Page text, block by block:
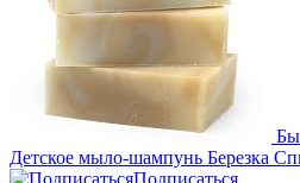
Детское мыло-шампунь Березка